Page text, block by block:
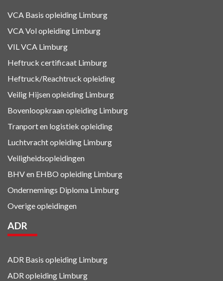
VCA Basis opleiding Limburg
VCA Vol opleiding Limburg
VIL VCA Limburg
Heftruck certificaat Limburg
Heftruck/Reachtruck opleiding
Veilig Hijsen opleiding Limburg
Bovenloopkraan opleiding Limburg
Tranport en logistiek opleiding
Luchtvrachtopleiding Limburg
Veiligheidsopleidingen
BHV en EHBO opleiding Limburg
Ondernemings Diploma Limburg
Overige opleidingen
ADR
ADR Basis opleiding Limburg
ADR opleiding Limburg